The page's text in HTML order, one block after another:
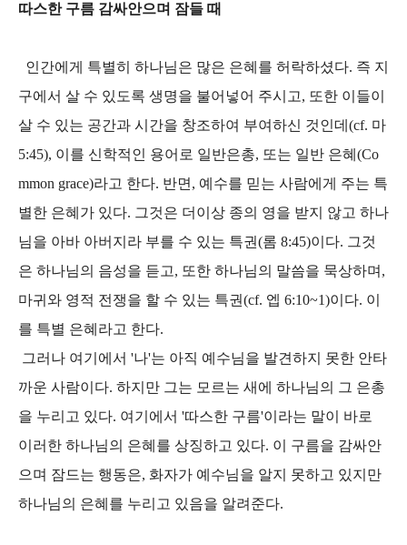
따스한 구름 감싸안으며 잠들 때
인간에게 특별히 하나님은 많은 은혜를 허락하셨다. 즉 지
구에서 살 수 있도록 생명을 불어넣어 주시고, 또한 이들이
살 수 있는 공간과 시간을 창조하여 부여하신 것인데(cf. 마
5:45), 이를 신학적인 용어로 일반은총, 또는 일반 은혜(Co
mmon grace)라고 한다. 반면, 예수를 믿는 사람에게 주는 특
별한 은혜가 있다. 그것은 더이상 종의 영을 받지 않고 하나
님을 아바 아버지라 부를 수 있는 특권(롬 8:45)이다. 그것
은 하나님의 음성을 듣고, 또한 하나님의 말씀을 묵상하며,
마귀와 영적 전쟁을 할 수 있는 특권(cf. 엡 6:10~1)이다. 이
를 특별 은혜라고 한다.
그러나 여기에서 '나'는 아직 예수님을 발견하지 못한 안타
까운 사람이다. 하지만 그는 모르는 새에 하나님의 그 은총
을 누리고 있다. 여기에서 '따스한 구름'이라는 말이 바로
이러한 하나님의 은혜를 상징하고 있다. 이 구름을 감싸안
으며 잠드는 행동은, 화자가 예수님을 알지 못하고 있지만
하나님의 은혜를 누리고 있음을 알려준다.